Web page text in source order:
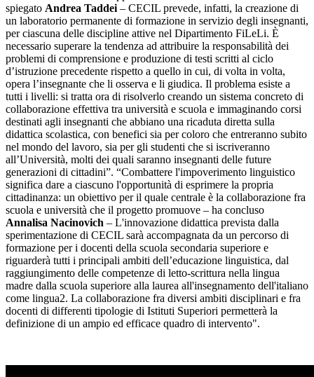
spiegato Andrea Taddei – CECIL prevede, infatti, la creazione di
un laboratorio permanente di formazione in servizio degli insegnanti,
per ciascuna delle discipline attive nel Dipartimento FiLeLi. È
necessario superare la tendenza ad attribuire la responsabilità dei
problemi di comprensione e produzione di testi scritti al ciclo
d’istruzione precedente rispetto a quello in cui, di volta in volta,
opera l’insegnante che li osserva e li giudica. Il problema esiste a
tutti i livelli: si tratta ora di risolverlo creando un sistema concreto di
collaborazione effettiva tra università e scuola e immaginando corsi
destinati agli insegnanti che abbiano una ricaduta diretta sulla
didattica scolastica, con benefici sia per coloro che entreranno subito
nel mondo del lavoro, sia per gli studenti che si iscriveranno
all’Università, molti dei quali saranno insegnanti delle future
generazioni di cittadini”. “Combattere l'impoverimento linguistico
significa dare a ciascuno l'opportunità di esprimere la propria
cittadinanza: un obiettivo per il quale centrale è la collaborazione fra
scuola e università che il progetto promuove – ha concluso
Annalisa Nacinovich – L'innovazione didattica prevista dalla
sperimentazione di CECIL sarà accompagnata da un percorso di
formazione per i docenti della scuola secondaria superiore e
riguarderà tutti i principali ambiti dell’educazione linguistica, dal
raggiungimento delle competenze di letto-scrittura nella lingua
madre dalla scuola superiore alla laurea all'insegnamento dell'italiano
come lingua2. La collaborazione fra diversi ambiti disciplinari e fra
docenti di differenti tipologie di Istituti Superiori permetterà la
definizione di un ampio ed efficace quadro di intervento".